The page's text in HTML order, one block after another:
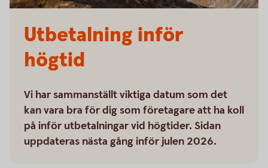
Utbetalning inför
högtid
Vi har sammanställt viktiga datum som det
kan vara bra för dig som företagare att ha koll
på inför utbetalningar vid högtider. Sidan
uppdateras nästa gång inför julen 2026.